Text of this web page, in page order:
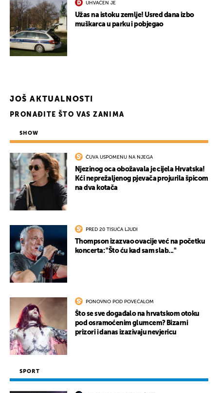
UHVAĆEN JE
Užas na istoku zemlje! Usred dana izbo
muškarca u parku i pobjegao
JOŠ AKTUALNOSTI
PRONAĐITE ŠTO VAS ZANIMA
SHOW
ČUVA USPOMENU NA NJEGA
Njezinog oca obožavala je cijela Hrvatska!
Kći neprežaljenog pjevača projurila špicom
na dva kotača
PRED 20 TISUĆA LJUDI
Thompson izazvao ovacije već na početku
koncerta: "Što ću kad sam slab..."
PONOVNO POD POVEĆALOM
Što se sve događalo na hrvatskom otoku
pod osramoćenim glumcem? Bizarni
prizori i danas izazivaju nevjericu
SPORT
UKLJUČITE NOTIFIKACIJE